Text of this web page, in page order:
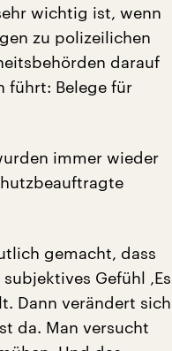
wichtig ist, wenn
zu polizeilichen
darauf
führt: Belege für
immer wieder
gemacht, dass
Gefühl ‚Es
Dann verändert sich
da. Man versucht